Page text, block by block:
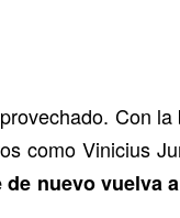
Con
como Vinicius
nuevo vuelva